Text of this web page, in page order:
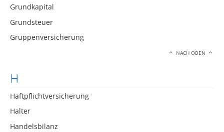
Grundkapital
Grundsteuer
Gruppenversicherung
NACH OBEN
H
Haftpflichtversicherung
Halter
Handelsbilanz